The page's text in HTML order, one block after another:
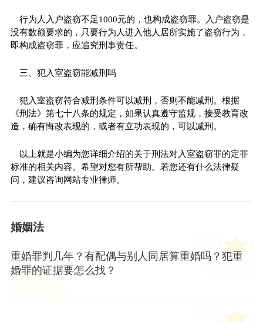
行为人入户盗窃不足1000元的，也构成盗窃罪。入户盗窃是
没有数额要求的，只要行为人进入他人居所实施了盗窃行为，
即构成盗窃罪，应追究刑事责任。
三、犯入室盗窃能减刑吗
犯入室盗窃符合减刑条件可以减刑，否则不能减刑。根据
《刑法》第七十八条的规定，如果认真遵守监规，接受教育改
造，确有悔改表现的，或者有立功表现的，可以减刑。
以上就是小编为您详细介绍的关于刑法对入室盗窃罪的定罪
标准的相关内容。希望对您有所帮助。若您还有什么法律疑
问，建议咨询网站专业律师。
婚姻法
重婚罪判几年？有配偶与别人同居算重婚吗？犯重
婚罪的证据要怎么找？